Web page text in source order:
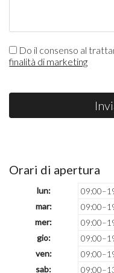
Do il consenso al
finalità di marketing
Orari di apertura
lun:
mar:
mer:
gio:
ven:
sab: